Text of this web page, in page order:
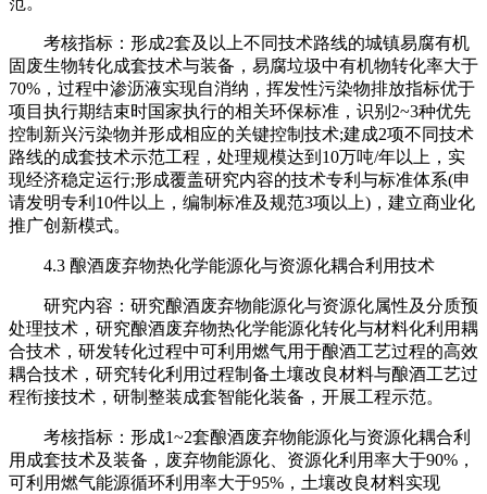
考核指标：形成2套及以上不同技术路线的城镇易腐有机
固废生物转化成套技术与装备，易腐垃圾中有机物转化率大于
70%，过程中渗沥液实现自消纳，挥发性污染物排放指标优于
项目执行期结束时国家执行的相关环保标准，识别2~3种优先
控制新兴污染物并形成相应的关键控制技术;建成2项不同技术
路线的成套技术示范工程，处理规模达到10万吨/年以上，实
现经济稳定运行;形成覆盖研究内容的技术专利与标准体系(申
请发明专利10件以上，编制标准及规范3项以上)，建立商业化
推广创新模式。
4.3 酿酒废弃物热化学能源化与资源化耦合利用技术
研究内容：研究酿酒废弃物能源化与资源化属性及分质预
处理技术，研究酿酒废弃物热化学能源化转化与材料化利用耦
合技术，研发转化过程中可利用燃气用于酿酒工艺过程的高效
耦合技术，研究转化利用过程制备土壤改良材料与酿酒工艺过
程衔接技术，研制整装成套智能化装备，开展工程示范。
考核指标：形成1~2套酿酒废弃物能源化与资源化耦合利
用成套技术及装备，废弃物能源化、资源化利用率大于90%，
可利用燃气能源循环利用率大于95%，土壤改良材料实现